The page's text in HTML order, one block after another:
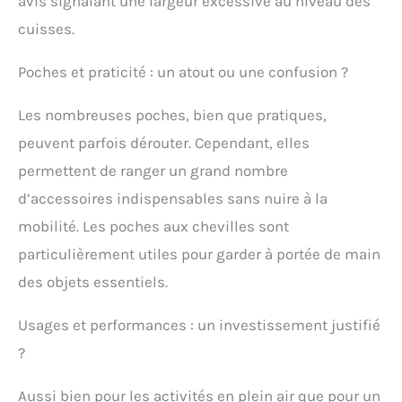
genouillères intégrées
protection et peuvent
(voir ci-dessous). Le
système de ventilation
intelligent assure
fraîcheur et
rafraîchissement
pendant les journées
crochet pour bottes et au
glisse pas vers le haut.
boutons-pression
cuisses.
Poches et praticité : un atout ou une confusion ?
Les nombreuses poches, bien que pratiques,
peuvent parfois dérouter. Cependant, elles
permettent de ranger un grand nombre
d’accessoires indispensables sans nuire à la
mobilité. Les poches aux chevilles sont
particulièrement utiles pour garder à portée de main
des objets essentiels.
Usages et performances : un investissement justifié
?
Aussi bien pour les activités en plein air que pour un